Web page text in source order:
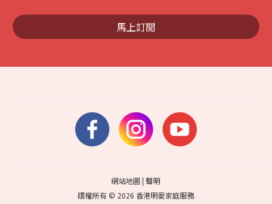
馬上訂閱
網站地圖|聲明
版權所有 © 2026 香港明愛家庭服務